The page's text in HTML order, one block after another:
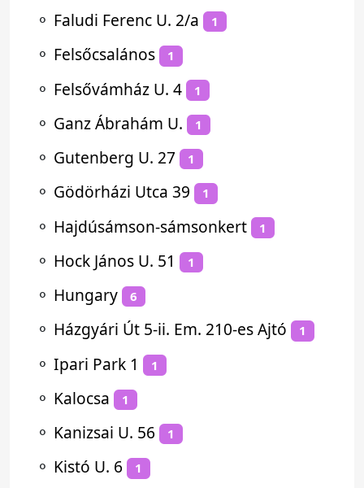
⚬ Faludi Ferenc U. 2/a 1
⚬ Felsőcsalános 1
⚬ Felsővámház U. 4 1
⚬ Ganz Ábrahám U. 1
⚬ Gutenberg U. 27 1
⚬ Gödörházi Utca 39 1
⚬ Hajdúsámson-sámsonkert 1
⚬ Hock János U. 51 1
⚬ Hungary 6
⚬ Házgyári Út 5-ii. Em. 210-es Ajtó 1
⚬ Ipari Park 1 1
⚬ Kalocsa 1
⚬ Kanizsai U. 56 1
⚬ Kistó U. 6 1